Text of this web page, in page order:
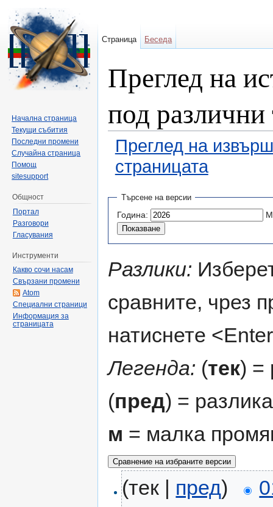
Преглед на
под различни
Преглед на
страницата
Търсене на версии
Година:
Разлики:
сравните, чрез
натиснете
Легенда: (тек) =
(пред) =
м = малка
(тек | пред)
Страница Беседа
Начална страница
Текущи събития
Последни промени
Случайна страница
Помощ
sitesupport
Общност
Портал
Разговори
Гласувания
Инструменти
Какво сочи насам
Свързани промени
Atom
Специални страници
Информация за
страницата